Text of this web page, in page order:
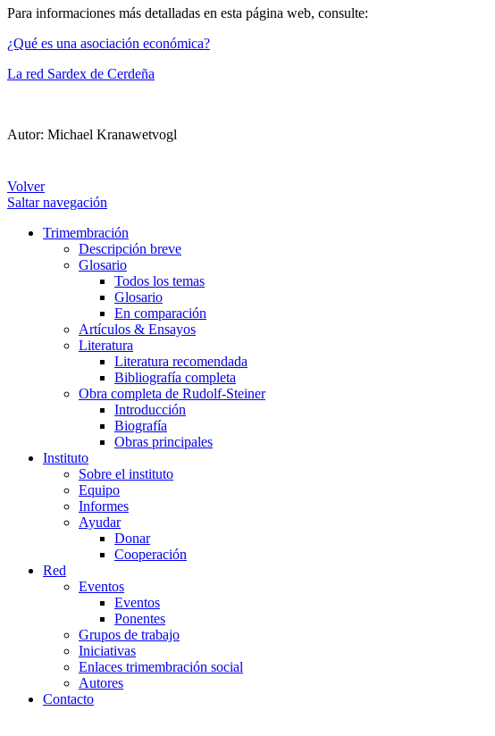
Para informaciones más detalladas en esta página web, consulte:
¿Qué es una asociación económica?
La red Sardex de Cerdeña
Autor: Michael Kranawetvogl
Volver
Saltar navegación
Trimembración
Descripción breve
Glosario
Todos los temas
Glosario
En comparación
Artículos & Ensayos
Literatura
Literatura recomendada
Bibliografía completa
Obra completa de Rudolf-Steiner
Introducción
Biografía
Obras principales
Instituto
Sobre el instituto
Equipo
Informes
Ayudar
Donar
Cooperación
Red
Eventos
Eventos
Ponentes
Grupos de trabajo
Iniciativas
Enlaces trimembración social
Autores
Contacto